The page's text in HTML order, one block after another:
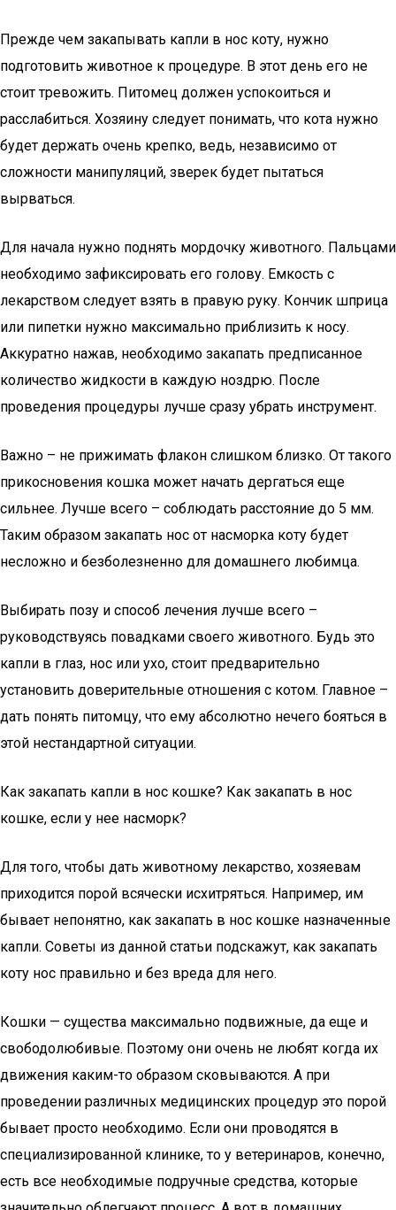
Прежде чем закапывать капли в нос коту, нужно
подготовить животное к процедуре. В этот день его не
стоит тревожить. Питомец должен успокоиться и
расслабиться. Хозяину следует понимать, что кота нужно
будет держать очень крепко, ведь, независимо от
сложности манипуляций, зверек будет пытаться
вырваться.
Для начала нужно поднять мордочку животного. Пальцами
необходимо зафиксировать его голову. Емкость с
лекарством следует взять в правую руку. Кончик шприца
или пипетки нужно максимально приблизить к носу.
Аккуратно нажав, необходимо закапать предписанное
количество жидкости в каждую ноздрю. После
проведения процедуры лучше сразу убрать инструмент.
Важно – не прижимать флакон слишком близко. От такого
прикосновения кошка может начать дергаться еще
сильнее. Лучше всего – соблюдать расстояние до 5 мм.
Таким образом закапать нос от насморка коту будет
несложно и безболезненно для домашнего любимца.
Выбирать позу и способ лечения лучше всего –
руководствуясь повадками своего животного. Будь это
капли в глаз, нос или ухо, стоит предварительно
установить доверительные отношения с котом. Главное –
дать понять питомцу, что ему абсолютно нечего бояться в
этой нестандартной ситуации.
Как закапать капли в нос кошке? Как закапать в нос
кошке, если у нее насморк?
Для того, чтобы дать животному лекарство, хозяевам
приходится порой всячески исхитряться. Например, им
бывает непонятно, как закапать в нос кошке назначенные
капли. Советы из данной статьи подскажут, как закапать
коту нос правильно и без вреда для него.
Кошки — существа максимально подвижные, да еще и
свободолюбивые. Поэтому они очень не любят когда их
движения каким-то образом сковываются. А при
проведении различных медицинских процедур это порой
бывает просто необходимо. Если они проводятся в
специализированной клинике, то у ветеринаров, конечно,
есть все необходимые подручные средства, которые